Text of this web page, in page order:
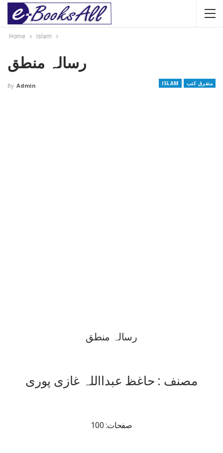
Home Islam
رسالہ منطق
ISLAM متفرق کتب By Admin
رسالہ منطق
مصنف : حاغظ عبدااللہ غازی پوری
صفحات: 100